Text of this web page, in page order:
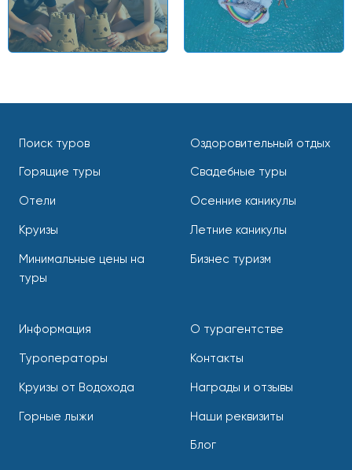
Поиск туров
Горящие туры
Отели
Круизы
Минимальные цены на
туры
Оздоровительный отдых
Свадебные туры
Осенние каникулы
Летние каникулы
Бизнес туризм
Информация
Туроператоры
Круизы от Водохода
Горные лыжи
О турагентстве
Контакты
Награды и отзывы
Наши реквизиты
Блог